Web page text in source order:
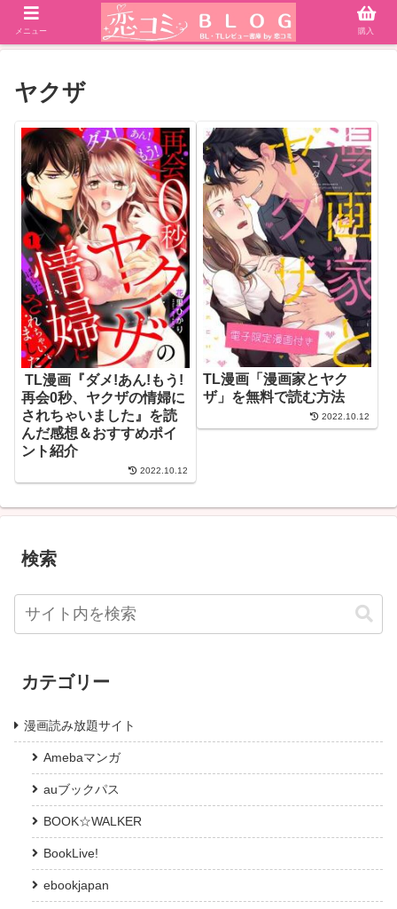
ヤクザ
TL漫画『ダメ!あん!もう!
再会0秒、ヤクザの情婦に
されちゃいました』を読
んだ感想＆おすすめポイ
ント紹介
2022.10.12
TL漫画「漫画家とヤク
ザ」を無料で読む方法
2022.10.12
検索
カテゴリー
漫画読み放題サイト
Amebaマンガ
auブックパス
BOOK☆WALKER
BookLive!
ebookjapan
メニュー 購入